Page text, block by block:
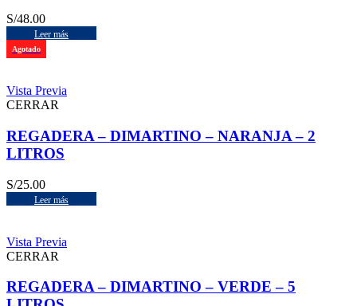
S/48.00
Leer más
Agotado
Vista Previa
CERRAR
REGADERA – DIMARTINO – NARANJA – 2
LITROS
S/25.00
Leer más
Vista Previa
CERRAR
REGADERA – DIMARTINO – VERDE – 5